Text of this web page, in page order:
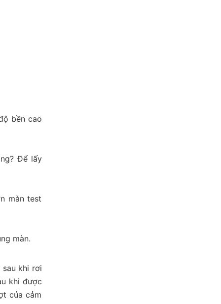
bền cao
Để lấy
màn test
màn.
sau khi rơi
khi được
của cảm